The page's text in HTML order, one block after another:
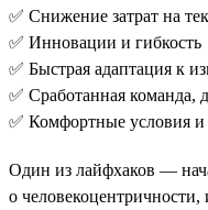
✅ Снижение затрат на
✅ Инновации и гибкость
✅ Быстрая адаптация к
✅ Сработанная команда,
✅ Комфортные условия
Один из лайфхаков —
о